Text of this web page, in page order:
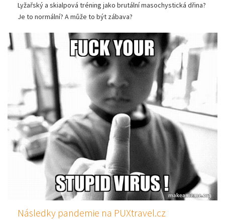
Lyžařský a skialpová tréning jako brutální masochystická dřina?
Je to normální? A může to být zábava?
Následky pandemie na PUXtravel.cz